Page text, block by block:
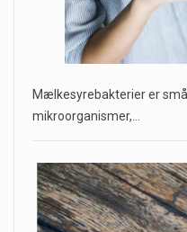
Mælkesyrebakterier er
mikroorganismer,…